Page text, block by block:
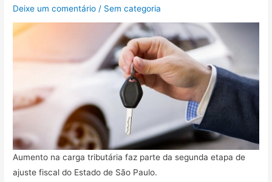
Deixe um comentário / Sem categoria
Aumento na carga tributária faz parte da segunda etapa de
ajuste fiscal do Estado de São Paulo.